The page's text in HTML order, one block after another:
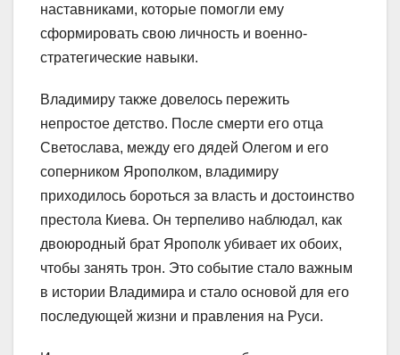
наставниками, которые помогли ему
сформировать свою личность и военно-
стратегические навыки.
Владимиру также довелось пережить
непростое детство. После смерти его отца
Светослава, между его дядей Олегом и его
соперником Ярополком, владимиру
приходилось бороться за власть и достоинство
престола Киева. Он терпеливо наблюдал, как
двоюродный брат Ярополк убивает их обоих,
чтобы занять трон. Это событие стало важным
в истории Владимира и стало основой для его
последующей жизни и правления на Руси.